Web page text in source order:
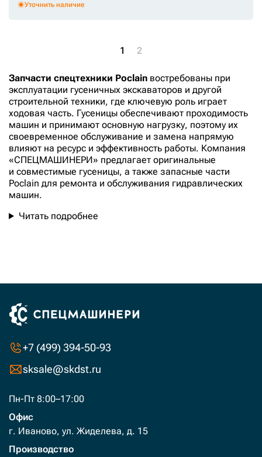
Уточнить наличие
1 2
Запчасти спецтехники Poclain востребованы при
эксплуатации гусеничных экскаваторов и другой
строительной техники, где ключевую роль играет
ходовая часть. Гусеницы обеспечивают проходимость
машин и принимают основную нагрузку, поэтому их
своевременное обслуживание и замена напрямую
влияют на ресурс и эффективность работы. Компания
«СПЕЦМАШИНЕРИ» предлагает оригинальные
и совместимые гусеницы, а также запасные части
Poclain для ремонта и обслуживания гидравлических
машин.
Читать подробнее
4705000
+7 (499) 394-50-93
sksale@skdst.ru
Пн-Пт 8:00–17:00
Офис
г. Иваново, ул. Жиделева, д. 15
Производство